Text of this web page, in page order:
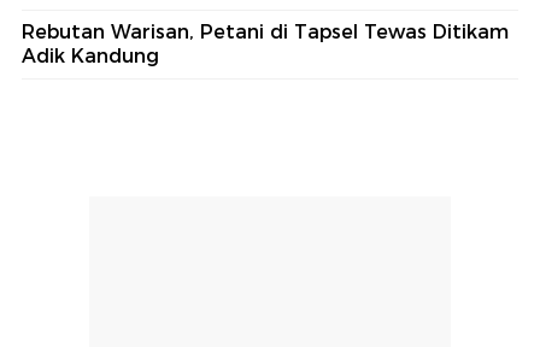
Rebutan Warisan, Petani di Tapsel Tewas Ditikam
Adik Kandung